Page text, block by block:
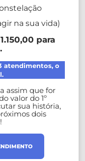
na sua vida)
para
atendimentos, o
assim que for
valor do 1º
sua história,
dois